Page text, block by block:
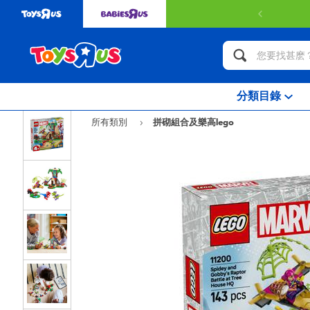
分類目錄
所有類別 拼砌組合及樂高lego